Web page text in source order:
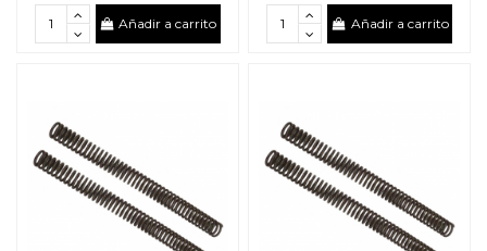
Añadir a carrito Añadir a carrito